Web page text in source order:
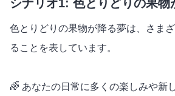
シナリオ1: 色とりどりの果物
色とりどりの果物が降る夢は、さま
ることを表しています。
🌈 あなたの日常に多くの楽しみや新